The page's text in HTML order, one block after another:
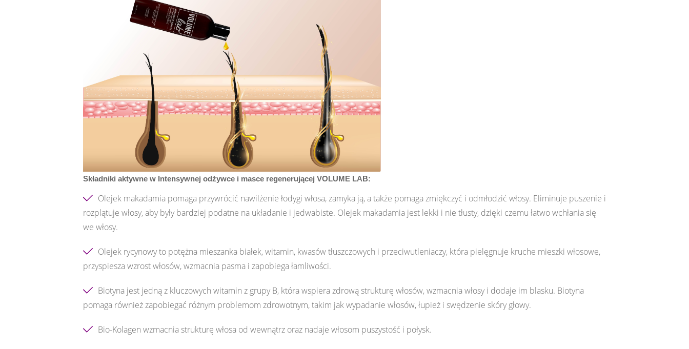
Składniki aktywne w Intensywnej odżywce i masce regenerującej VOLUME LAB:
Olejek makadamia pomaga przywrócić nawilżenie łodygi włosa, zamyka ją, a także pomaga zmiękczyć i odmłodzić włosy. Eliminuje puszenie i
rozplątuje włosy, aby były bardziej podatne na układanie i jedwabiste. Olejek makadamia jest lekki i nie tłusty, dzięki czemu łatwo wchłania się
we włosy.
Olejek rycynowy to potężna mieszanka białek, witamin, kwasów tłuszczowych i przeciwutleniaczy, która pielęgnuje kruche mieszki włosowe,
przyspiesza wzrost włosów, wzmacnia pasma i zapobiega łamliwości.
Biotyna jest jedną z kluczowych witamin z grupy B, która wspiera zdrową strukturę włosów, wzmacnia włosy i dodaje im blasku. Biotyna
pomaga również zapobiegać różnym problemom zdrowotnym, takim jak wypadanie włosów, łupież i swędzenie skóry głowy.
Bio-Kolagen wzmacnia strukturę włosa od wewnątrz oraz nadaje włosom puszystość i połysk.